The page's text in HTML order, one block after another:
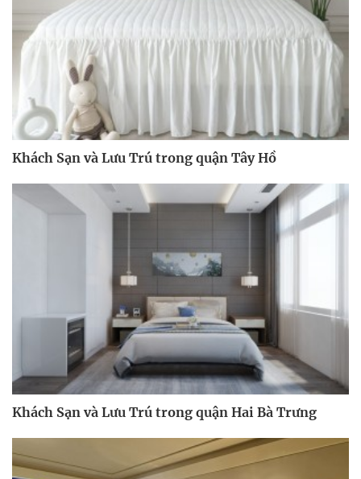
Khách Sạn và Lưu Trú trong quận Tây Hồ
Khách Sạn và Lưu Trú trong quận Hai Bà Trưng